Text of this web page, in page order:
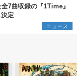
7曲収録の『1Time』
定
ニュース